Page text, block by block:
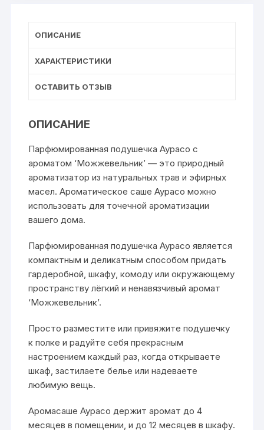
ОПИСАНИЕ
ХАРАКТЕРИСТИКИ
ОСТАВИТЬ ОТЗЫВ
ОПИСАНИЕ
Парфюмированная подушечка Аурасо с
ароматом ‘Можжевельник’ — это природный
ароматизатор из натуральных трав и эфирных
масел. Ароматическое саше Аурасо можно
использовать для точечной ароматизации
вашего дома.
Парфюмированная подушечка Аурасо является
компактным и деликатным способом придать
гардеробной, шкафу, комоду или окружающему
пространству лёгкий и ненавязчивый аромат
‘Можжевельник’.
Просто разместите или привяжите подушечку
к полке и радуйте себя прекрасным
настроением каждый раз, когда открываете
шкаф, застилаете белье или надеваете
любимую вещь.
Аромасаше Аурасо держит аромат до 4
месяцев в помещении, и до 12 месяцев в шкафу.